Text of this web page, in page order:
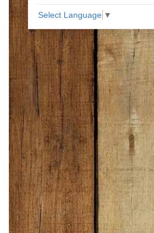
Select Language ▼